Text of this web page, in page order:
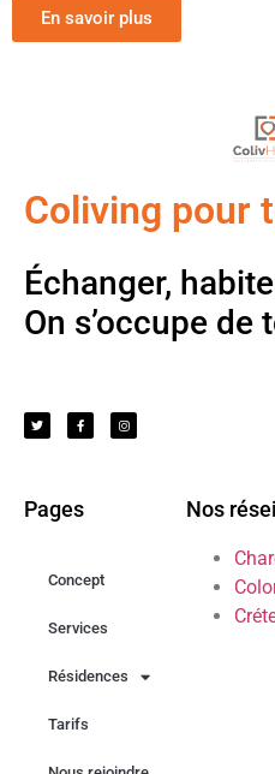
En savoir plus
Coliving pour
Échanger,
On s’occupe de
Pages
Concept
Services
Résidences
Tarifs
Nos